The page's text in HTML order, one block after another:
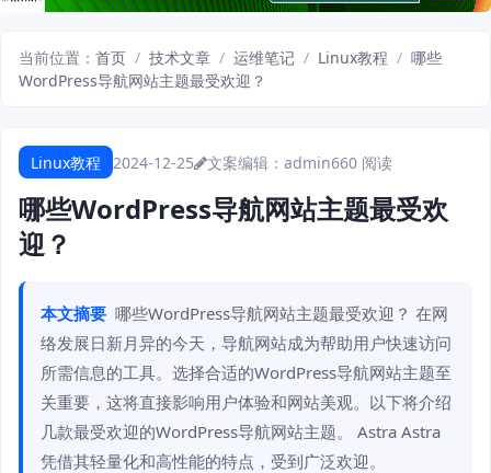
当前位置： 首页 / 技术文章 / 运维笔记 / Linux教程 / 哪些
WordPress导航网站主题最受欢迎？
Linux教程 2024-12-25 文案编辑：admin660 阅读
哪些WordPress导航网站主题最受欢
迎？
本文摘要 哪些WordPress导航网站主题最受欢迎？ 在网
络发展日新月异的今天，导航网站成为帮助用户快速访问
所需信息的工具。选择合适的WordPress导航网站主题至
关重要，这将直接影响用户体验和网站美观。以下将介绍
几款最受欢迎的WordPress导航网站主题。 Astra Astra
凭借其轻量化和高性能的特点，受到广泛欢迎。